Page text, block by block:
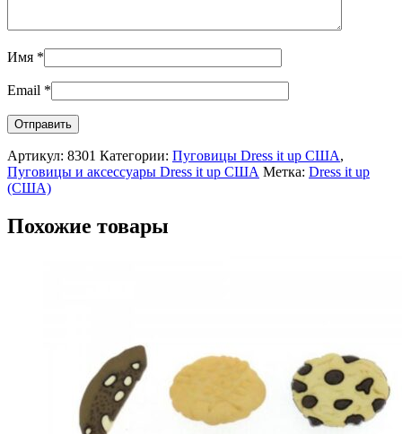
Имя *
Email *
Артикул: 8301 Категории: Пуговицы Dress it up США,
Пуговицы и аксессуары Dress it up США Метка: Dress it up
(США)
Похожие товары